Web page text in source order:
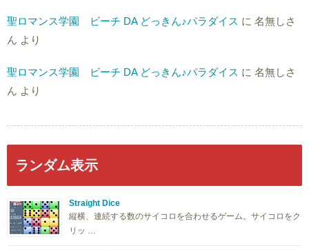
聖ロマンス学園 ビーチ DA どっきん♪パラダイス に 名無しさ
ん より
聖ロマンス学園 ビーチ DA どっきん♪パラダイス に 名無しさ
ん より
ランダム表示
Straight Dice
縦横、連続する数のサイコロを合わせるゲーム。サイコロをク
リッ …